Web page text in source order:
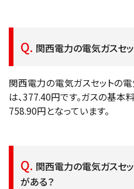
関西電力の電気ガスセ
関西電力の電気ガスセットの
は、377.40円です。ガスの基本
758.90円となっています。
関西電力の電気ガスセッ
がある？